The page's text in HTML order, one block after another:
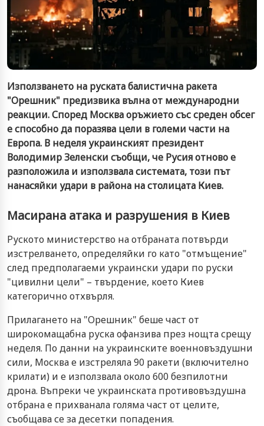
Използването на руската балистична ракета
"Орешник" предизвика вълна от международни
реакции. Според Москва оръжието със среден обсег
е способно да поразява цели в големи части на
Европа. В неделя украинският президент
Володимир Зеленски съобщи, че Русия отново е
разположила и използвала системата, този път
нанасяйки удари в района на столицата Киев.
Масирана атака и разрушения в Киев
Руското министерство на отбраната потвърди
изстрелването, определяйки го като "отмъщение"
след предполагаеми украински удари по руски
"цивилни цели" – твърдение, което Киев
категорично отхвърля.
Прилагането на "Орешник" беше част от
широкомащабна руска офанзива през нощта срещу
неделя. По данни на украинските военновъздушни
сили, Москва е изстреляла 90 ракети (включително
крилати) и е използвала около 600 безпилотни
дрона. Въпреки че украинската противовъздушна
отбрана е прихванала голяма част от целите,
съобщава се за десетки попадения.